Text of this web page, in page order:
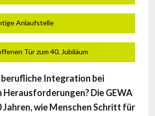
Anlaufstelle
Tür zum 40. Jubiläum
Integration bei
Herausforderungen? Die GEWA
Jahren, wie Menschen Schritt für